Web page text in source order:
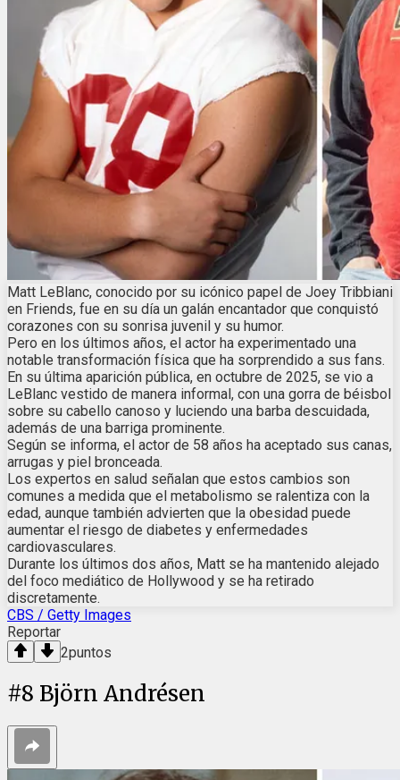
Matt LeBlanc, conocido por su icónico papel de Joey Tribbiani
en Friends, fue en su día un galán encantador que conquistó
corazones con su sonrisa juvenil y su humor.
Pero en los últimos años, el actor ha experimentado una
notable transformación física que ha sorprendido a sus fans.
En su última aparición pública, en octubre de 2025, se vio a
LeBlanc vestido de manera informal, con una gorra de béisbol
sobre su cabello canoso y luciendo una barba descuidada,
además de una barriga prominente.
Según se informa, el actor de 58 años ha aceptado sus canas,
arrugas y piel bronceada.
Los expertos en salud señalan que estos cambios son
comunes a medida que el metabolismo se ralentiza con la
edad, aunque también advierten que la obesidad puede
aumentar el riesgo de diabetes y enfermedades
cardiovasculares.
Durante los últimos dos años, Matt se ha mantenido alejado
del foco mediático de Hollywood y se ha retirado
discretamente.
CBS / Getty Images
Reportar
2puntos
#8 Björn Andrésen